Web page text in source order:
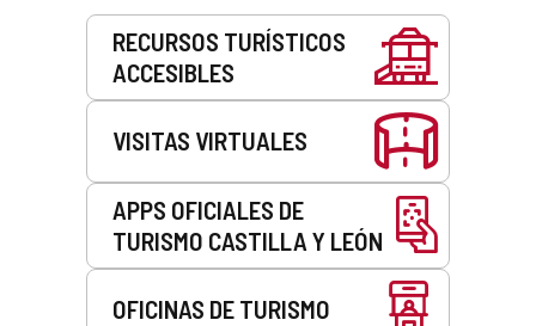
RECURSOS TURÍSTICOS
ACCESIBLES
VISITAS VIRTUALES
APPS OFICIALES DE
TURISMO CASTILLA Y LEÓN
OFICINAS DE TURISMO